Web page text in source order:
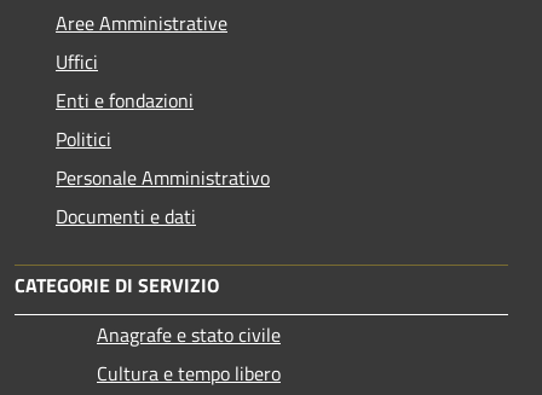
Aree Amministrative
Uffici
Enti e fondazioni
Politici
Personale Amministrativo
Documenti e dati
CATEGORIE DI SERVIZIO
Anagrafe e stato civile
Cultura e tempo libero